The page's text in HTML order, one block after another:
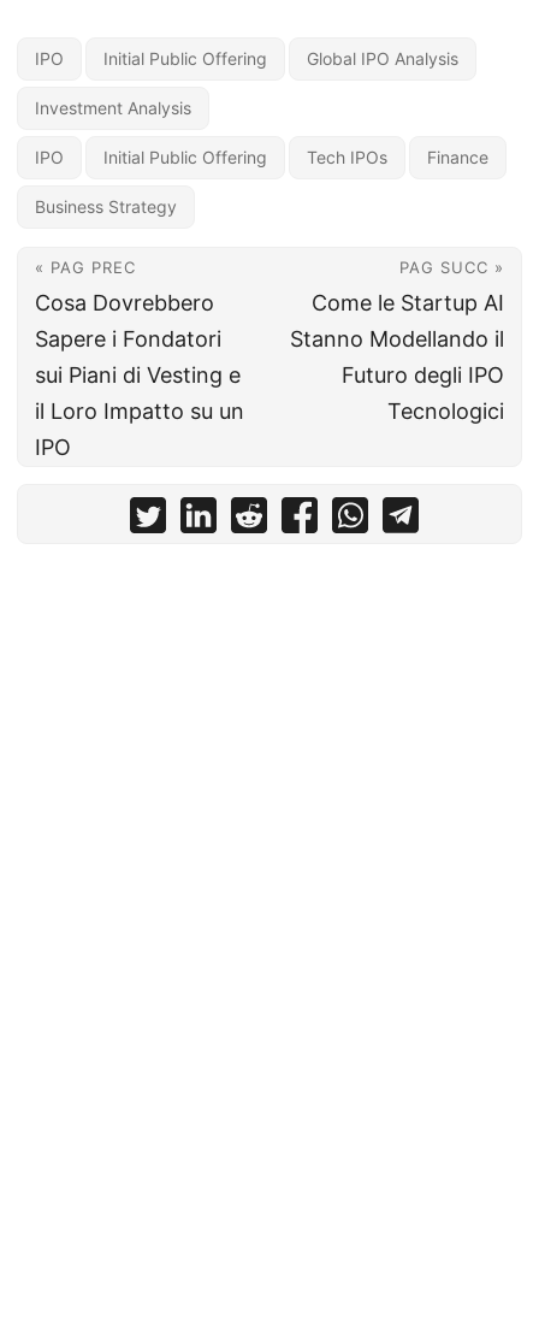
IPO Initial Public Offering Global IPO Analysis
Investment Analysis
IPO Initial Public Offering Tech IPOs Finance
Business Strategy
« PAG PREC
Cosa Dovrebbero
Sapere i Fondatori
sui Piani di Vesting e
il Loro Impatto su un
IPO
PAG SUCC »
Come le Startup AI
Stanno Modellando il
Futuro degli IPO
Tecnologici